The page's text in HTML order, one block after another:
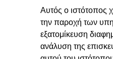
Αυτός ο ιστότοπος
την παροχή των
εξατομίκευση
ανάλυση της
Τμήμα εξαγωγών:
Social Media